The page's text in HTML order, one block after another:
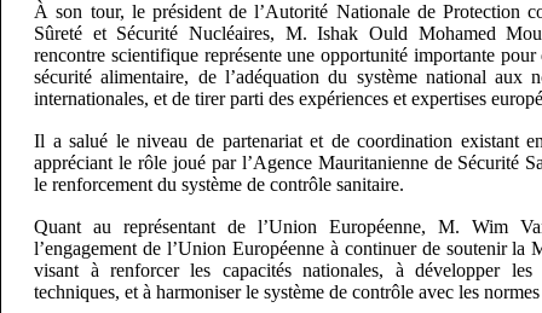
À son tour, le président de l’Autorité Nationale de Protection
Sûreté et Sécurité Nucléaires, M. Ishak Ould Mohamed
rencontre scientifique représente une opportunité importante
sécurité alimentaire, de l’adéquation du système national aux
internationales, et de tirer parti des expériences et expertises
Il a salué le niveau de partenariat et de coordination existant
appréciant le rôle joué par l’Agence Mauritanienne de Sécurité
le renforcement du système de contrôle sanitaire.
Quant au représentant de l’Union Européenne, M. Wim
l’engagement de l’Union Européenne à continuer de soutenir la
visant à renforcer les capacités nationales, à développer les
techniques, et à harmoniser le système de contrôle avec les